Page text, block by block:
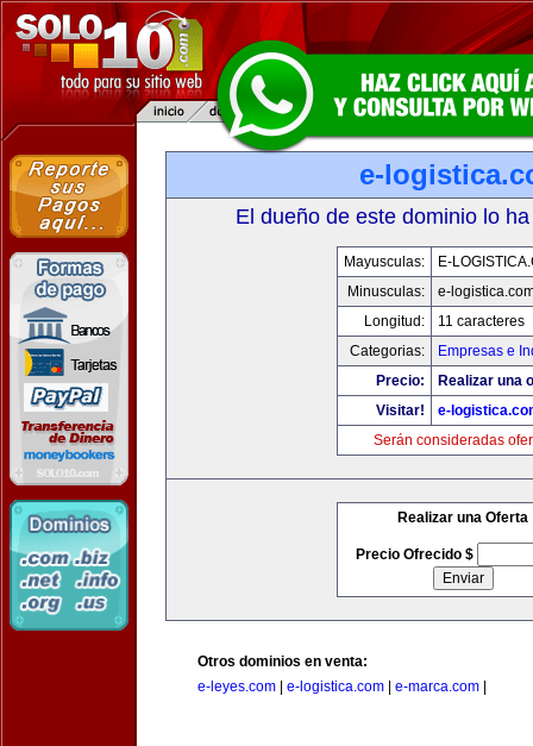
e-
El dueño de este dominio lo
Mayusculas:
E-
Minusculas:
e-
Longitud:
11 caracteres
Categorias:
Empresas e
Precio:
Realizar una
Visitar!
e-
Serán consideradas
Realizar una Oferta
Precio Ofrecido $
Otros dominios en venta:
e-leyes.com
e-logistica.com e-marca.com